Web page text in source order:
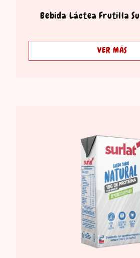
Bebida Láctea Frutilla
VER MÁS